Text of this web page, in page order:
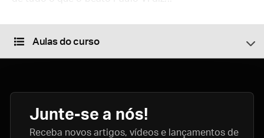
Aulas do curso
Junte-se a nós!
Receba novos artigos, vídeos e lançamentos de